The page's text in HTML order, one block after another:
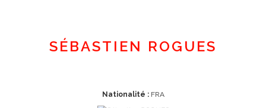
SÉBASTIEN ROGUES
Nationalité :FRA